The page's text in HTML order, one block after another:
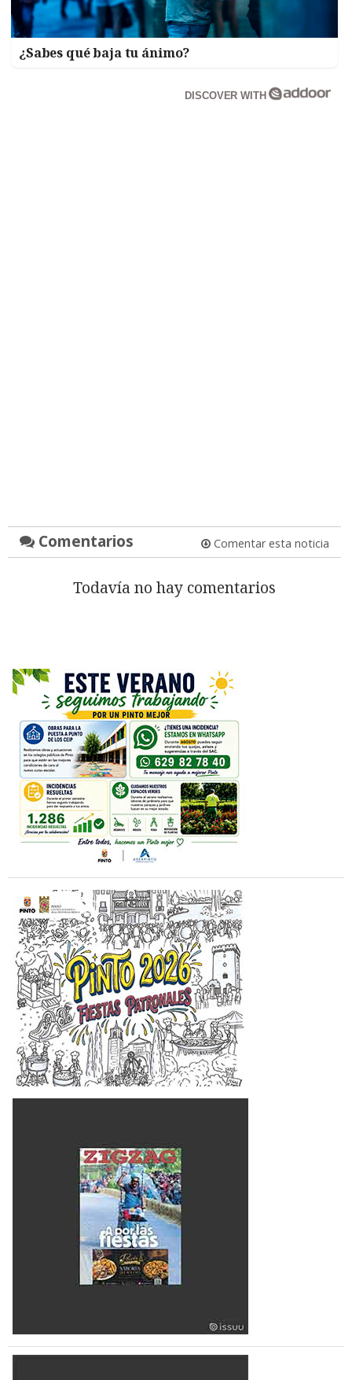
¿Sabes qué baja tu ánimo?
DISCOVER WITH
Comentarios Comentar esta noticia
Todavía no hay comentarios